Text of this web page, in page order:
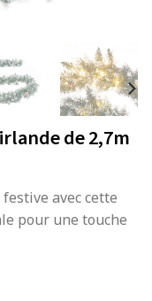
de 2,7m
avec cette
pour une touche